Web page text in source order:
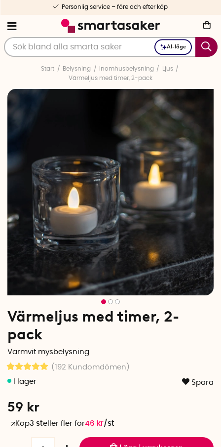
AI-läge
Personlig service – före och efter köp
Start Belysning Inomhusbelysning
Ljus
Värmeljus med timer, 2-pack
Värmeljus med timer, 2-
pack
Varmvit mysbelysning
(192 Kundomdömen )
Spara
59 kr
Köp3 steller fler för46 kr/st